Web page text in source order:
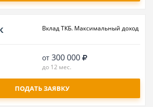
Вклад ТКБ. Максимальный доход
от 300 000
до 12 мес.
ПОДАТЬ ЗАЯВКУ